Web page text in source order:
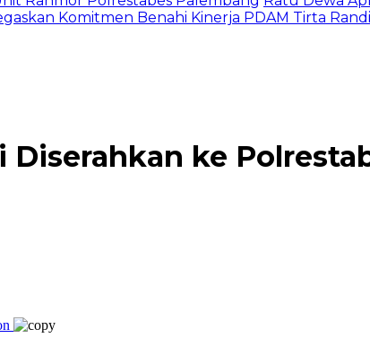
Komitmen Benahi Kinerja PDAM Tirta
ke